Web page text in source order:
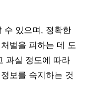
수 있으며, 정확한
벌을 피하는 데 도
과실 정도에 따라
보를 숙지하는 것